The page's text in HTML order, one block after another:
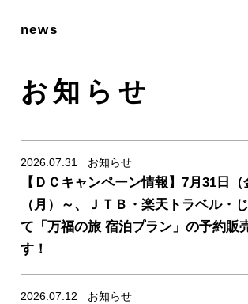
お知らせ
【ＤＣキャンペーン情報】7月31日（
（月）～、ＪＴＢ・楽天トラベル・
て「万福の旅 宿泊プラン」の予約販
す！
2026.07.31 お知らせ
news/detail_346.html
2026.07.12 お知らせ